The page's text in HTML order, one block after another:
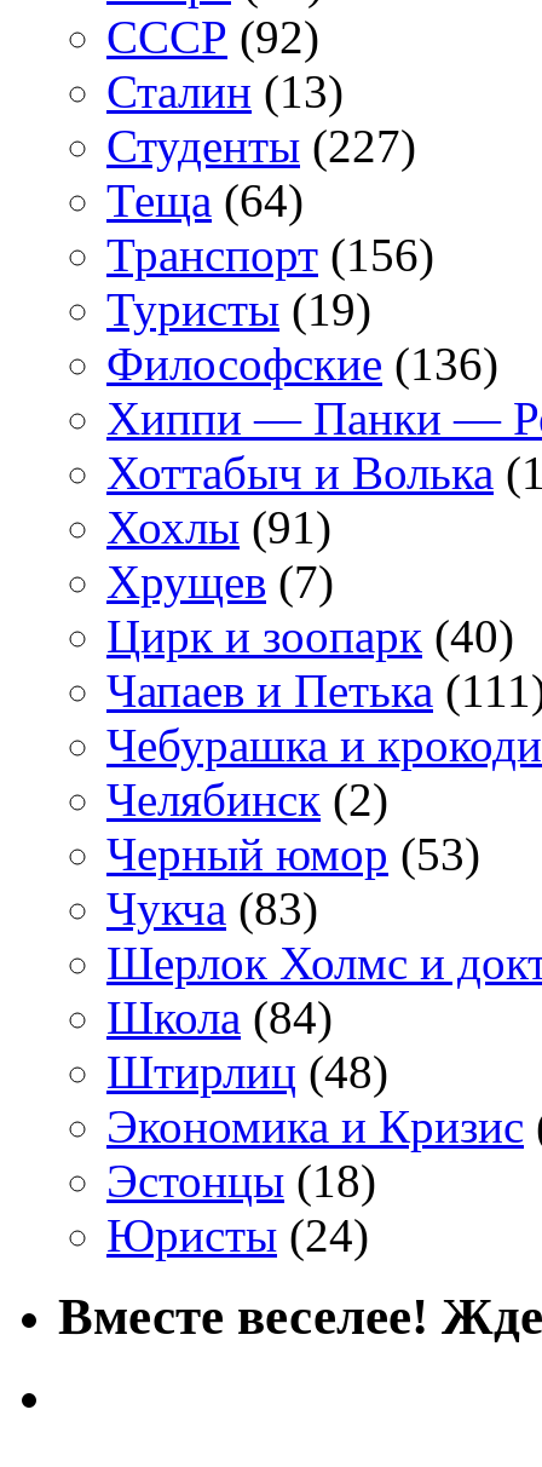
СССР (92)
Сталин (13)
Студенты (227)
Теща (64)
Транспорт (156)
Туристы (19)
Философские (136)
Хиппи — Панки —
Хоттабыч и Волька
Хохлы (91)
Хрущев (7)
Цирк и зоопарк (40)
Чапаев и Петька
Чебурашка и
Челябинск (2)
Черный юмор (53)
Чукча (83)
Шерлок Холмс и
Школа (84)
Штирлиц (48)
Экономика и Кризис
Эстонцы (18)
Юристы (24)
Вместе веселее!